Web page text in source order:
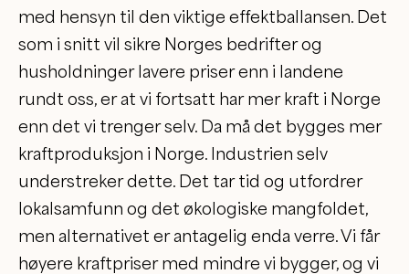
med hensyn til den viktige effektballansen. Det
som i snitt vil sikre Norges bedrifter og
husholdninger lavere priser enn i landene
rundt oss, er at vi fortsatt har mer kraft i Norge
enn det vi trenger selv. Da må det bygges mer
kraftproduksjon i Norge. Industrien selv
understreker dette. Det tar tid og utfordrer
lokalsamfunn og det økologiske mangfoldet,
men alternativet er antagelig enda verre. Vi får
høyere kraftpriser med mindre vi bygger, og vi